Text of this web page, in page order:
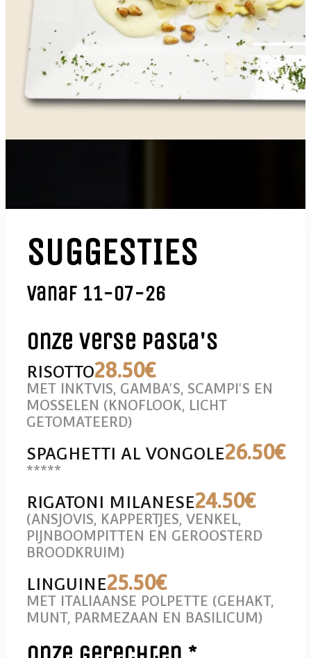
SUGGESTIES
Vanaf 11-07-26
Onze verse pasta's
RISOTTO28.50€
MET INKTVIS, GAMBA'S, SCAMPI'S EN
MOSSELEN (KNOFLOOK, LICHT
GETOMATEERD)
SPAGHETTI AL VONGOLE26.50€
*****
RIGATONI MILANESE24.50€
(ANSJOVIS, KAPPERTJES, VENKEL,
PIJNBOOMPITTEN EN GEROOSTERD
BROODKRUIM)
LINGUINE25.50€
MET ITALIAANSE POLPETTE (GEHAKT,
MUNT, PARMEZAAN EN BASILICUM)